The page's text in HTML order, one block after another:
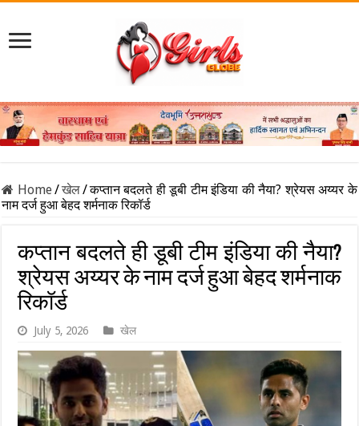
Home/खेल/कप्तान बदलते ही डूबी टीम इंडिया की नैया? श्रेयस अय्यर के
नाम दर्ज हुआ बेहद शर्मनाक रिकॉर्ड
कप्तान बदलते ही डूबी टीम इंडिया की नैया?
श्रेयस अय्यर के नाम दर्ज हुआ बेहद शर्मनाक
रिकॉर्ड
July 5, 2026 खेल